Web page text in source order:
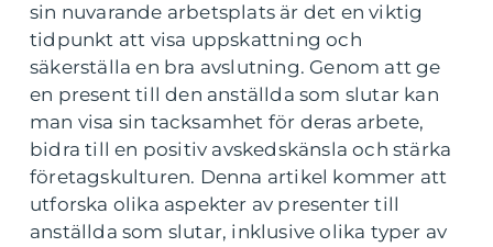
sin nuvarande arbetsplats är det en viktig
tidpunkt att visa uppskattning och
säkerställa en bra avslutning. Genom att ge
en present till den anställda som slutar kan
man visa sin tacksamhet för deras arbete,
bidra till en positiv avskedskänsla och stärka
företagskulturen. Denna artikel kommer att
utforska olika aspekter av presenter till
anställda som slutar, inklusive olika typer av